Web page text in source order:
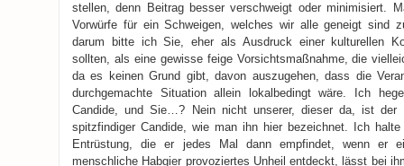
stellen, denn Beitrag besser verschweigt oder minimisiert.
Vorwürfe für ein Schweigen, welches wir alle geneigt sind
darum bitte ich Sie, eher als Ausdruck einer kulturellen
sollten, als eine gewisse feige Vorsichtsmaßnahme, die
da es keinen Grund gibt, davon auszugehen, dass die
durchgemachte Situation allein lokalbedingt wäre. Ich
Candide, und Sie…? Nein nicht unserer, dieser da, ist der
spitzfindiger Candide, wie man ihn hier bezeichnet. Ich
Entrüstung, die er jedes Mal dann empfindet, wenn er
menschliche Habgier provoziertes Unheil entdeckt, lässt bei